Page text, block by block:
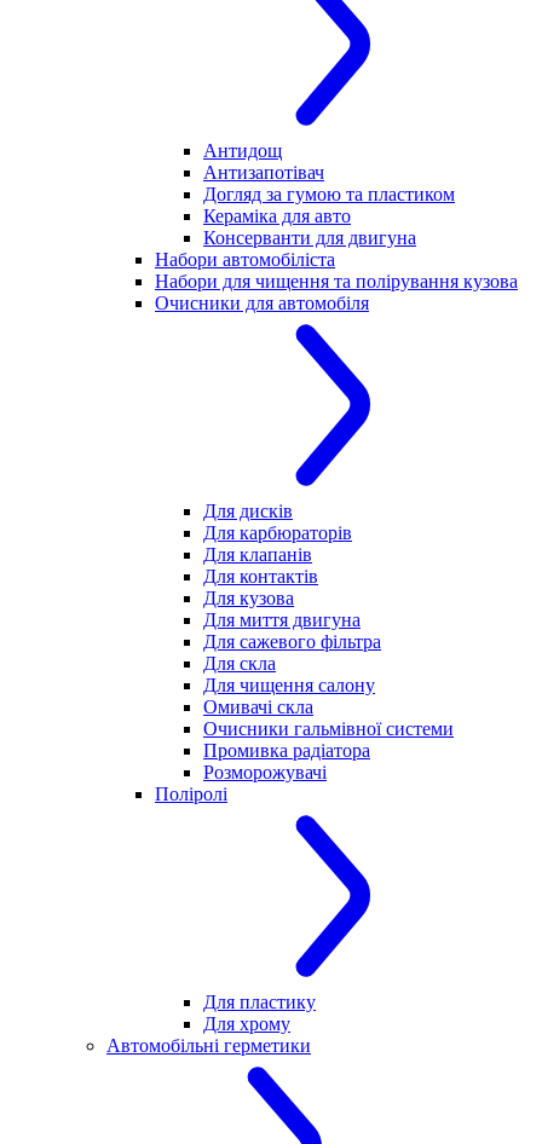
Антидощ
Антизапотівач
Догляд за гумою та пластиком
Кераміка для авто
Консерванти для двигуна
Набори автомобіліста
Набори для чищення та полірування кузова
Очисники для автомобіля
Для дисків
Для карбюраторів
Для клапанів
Для контактів
Для кузова
Для миття двигуна
Для сажевого фільтра
Для скла
Для чищення салону
Омивачі скла
Очисники гальмівної системи
Промивка радіатора
Розморожувачі
Поліролі
Для пластику
Для хрому
Автомобільні герметики